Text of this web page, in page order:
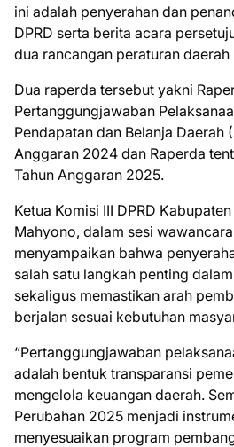
ini adalah penyerahan dan
DPRD serta berita acara
dua rancangan peraturan
Dua raperda tersebut yakni
Pertanggungjawaban
Pendapatan dan Belanja Daerah
Anggaran 2024 dan Raperda
Tahun Anggaran 2025.
Ketua Komisi III DPRD
Mahyono, dalam sesi
menyampaikan bahwa
salah satu langkah penting
sekaligus memastikan arah
berjalan sesuai kebutuhan
“Pertanggungjawaban
adalah bentuk transparansi
mengelola keuangan daerah.
Perubahan 2025 menjadi
menyesuaikan program